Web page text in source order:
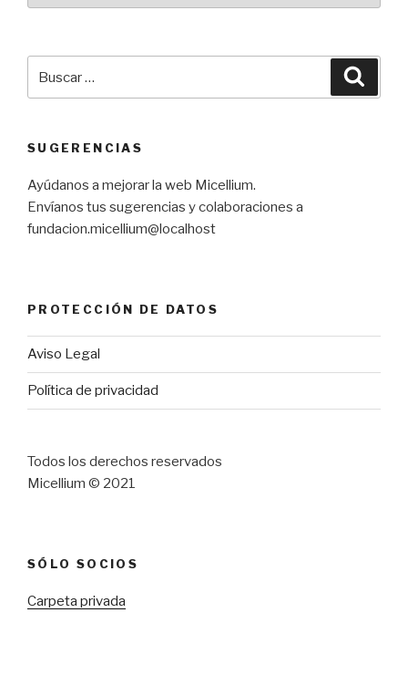
por:
SUGERENCIAS
Ayúdanos a mejorar la web Micellium.
Envíanos tus sugerencias y colaboraciones a
fundacion.micellium@localhost
PROTECCIÓN DE DATOS
Aviso Legal
Política de privacidad
Todos los derechos reservados
Micellium © 2021
SÓLO SOCIOS
Carpeta privada